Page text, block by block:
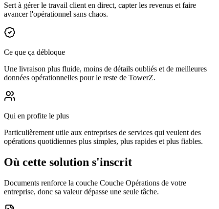
Sert à gérer le travail client en direct, capter les revenus et faire
avancer l'opérationnel sans chaos.
Ce que ça débloque
Une livraison plus fluide, moins de détails oubliés et de meilleures
données opérationnelles pour le reste de TowerZ.
Qui en profite le plus
Particulièrement utile aux entreprises de services qui veulent des
opérations quotidiennes plus simples, plus rapides et plus fiables.
Où cette solution s'inscrit
Documents renforce la couche Couche Opérations de votre
entreprise, donc sa valeur dépasse une seule tâche.